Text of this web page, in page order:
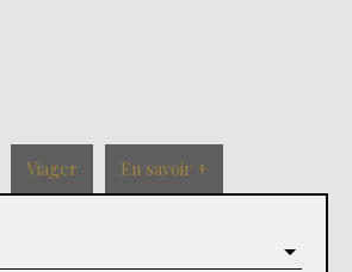
Viager En savoir +